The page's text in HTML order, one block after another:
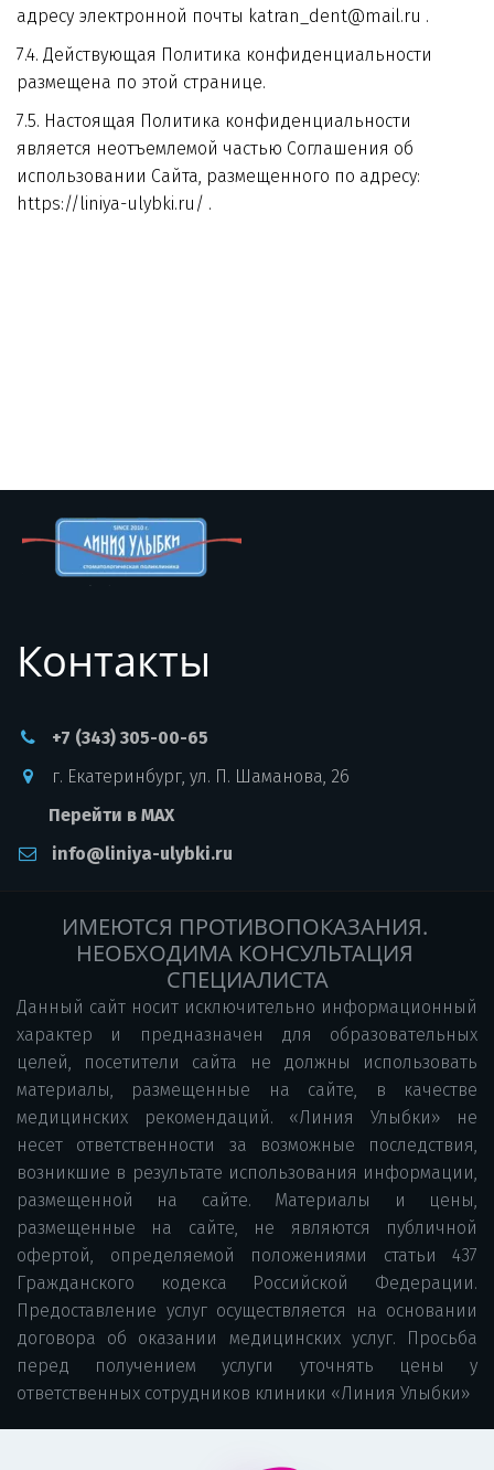
адресу электронной почты katran_dent@mail.ru .
7.4. Действующая Политика конфиденциальности
размещена по этой странице.
7.5. Настоящая Политика конфиденциальности
является неотъемлемой частью Соглашения об
использовании Сайта, размещенного по адресу:
https://liniya-ulybki.ru/ .
Контакты
+7 (343) 305-00-65
г. Екатеринбург, ул. П. Шаманова, 26
Перейти в MAX
info@liniya-ulybki.ru
ИМЕЮТСЯ ПРОТИВОПОКАЗАНИЯ.
НЕОБХОДИМА КОНСУЛЬТАЦИЯ
СПЕЦИАЛИСТА
Данный сайт носит исключительно информационный
характер и предназначен для образовательных
целей, посетители сайта не должны использовать
материалы, размещенные на сайте, в качестве
медицинских рекомендаций. «Линия Улыбки» не
несет ответственности за возможные последствия,
возникшие в результате использования информации,
размещенной на сайте. Материалы и цены,
размещенные на сайте, не являются публичной
офертой, определяемой положениями статьи 437
Гражданского кодекса Российской Федерации.
Предоставление услуг осуществляется на основании
договора об оказании медицинских услуг. Просьба
перед получением услуги уточнять цены у
ответственных сотрудников клиники «Линия Улыбки»